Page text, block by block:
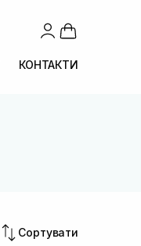
КОНТАКТИ
Сортувати